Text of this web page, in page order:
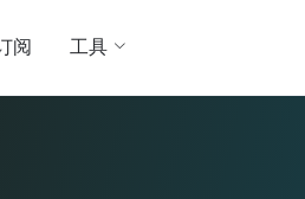
阅 工具